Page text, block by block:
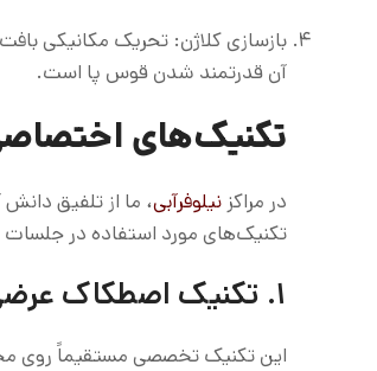
بازسازی کلاژن: تحریک مکانیکی
آن قدرتمند شدن قوس پا است.
تکنیک‌های
در مراکز نیلوفرآبی، ما از تلفیق
تکنیک‌های مورد استفاده در جلسات
۱. تکنیک اصطکاک عرضی (Cross-Fiber Friction)
این تکنیک تخصصی مستقیماً روی